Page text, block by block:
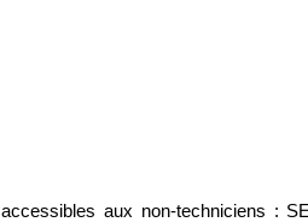
aux non-techniciens :